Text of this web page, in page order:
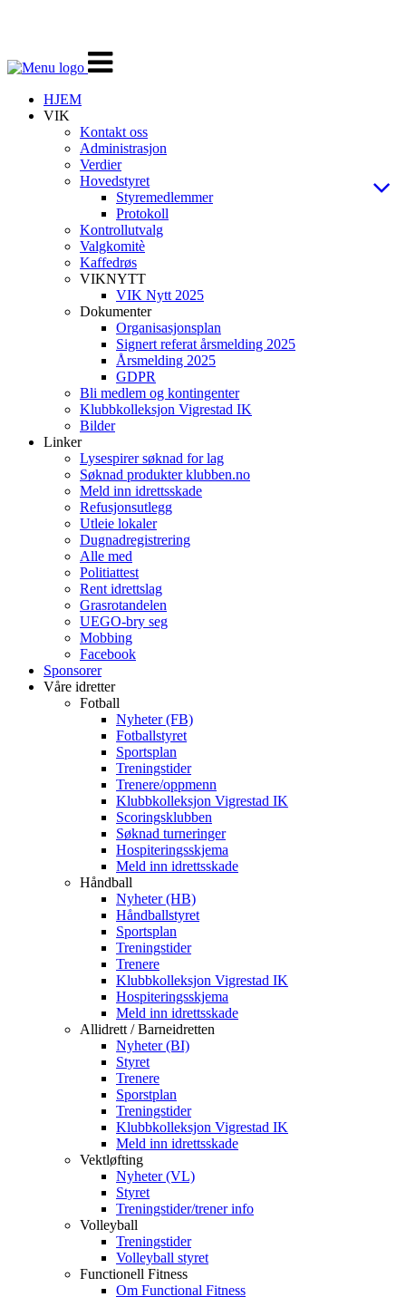
Veksle
navigasjon
HJEM
VIK
Kontakt oss
Administrasjon
Verdier
Hovedstyret
Styremedlemmer
Protokoll
Kontrollutvalg
Valgkomitè
Kaffedrøs
VIKNYTT
VIK Nytt 2025
Dokumenter
Organisasjonsplan
Signert referat årsmelding 2025
Årsmelding 2025
GDPR
Bli medlem og kontingenter
Klubbkolleksjon Vigrestad IK
Bilder
Linker
Lysespirer søknad for lag
Søknad produkter klubben.no
Meld inn idrettsskade
Refusjonsutlegg
Utleie lokaler
Dugnadregistrering
Alle med
Politiattest
Rent idrettslag
Grasrotandelen
UEGO-bry seg
Mobbing
Facebook
Sponsorer
Våre idretter
Fotball
Nyheter (FB)
Fotballstyret
Sportsplan
Treningstider
Trenere/oppmenn
Klubbkolleksjon Vigrestad IK
Scoringsklubben
Søknad turneringer
Hospiteringsskjema
Meld inn idrettsskade
Håndball
Nyheter (HB)
Håndballstyret
Sportsplan
Treningstider
Trenere
Klubbkolleksjon Vigrestad IK
Hospiteringsskjema
Meld inn idrettsskade
Allidrett / Barneidretten
Nyheter (BI)
Styret
Trenere
Sporstplan
Treningstider
Klubbkolleksjon Vigrestad IK
Meld inn idrettsskade
Vektløfting
Nyheter (VL)
Styret
Treningstider/trener info
Volleyball
Treningstider
Volleyball styret
Functionell Fitness
Om Functional Fitness